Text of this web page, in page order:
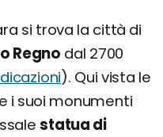
si trova la città di
Regno dal 2700
). Qui vista le
i suoi monumenti
statua di